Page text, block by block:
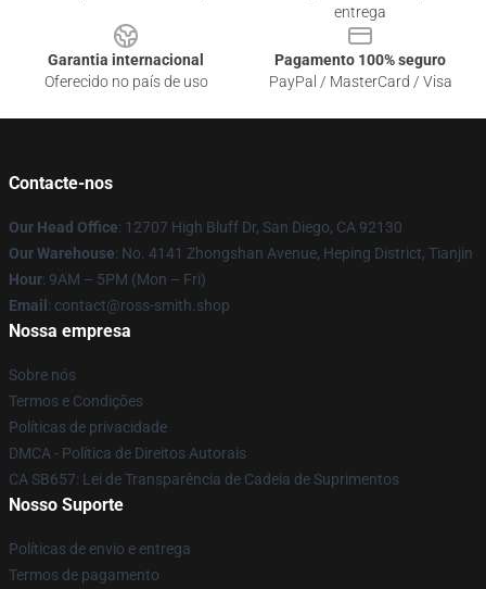
entrega
Garantia internacional
Oferecido no país de uso
Pagamento 100% seguro
PayPal / MasterCard / Visa
Contacte-nos
Our Head Office: 12707 High Bluff Dr, San Diego, CA 92130
Our Warehouse: No. 4141 Zhongshan Avenue, Heping District, Tianjin
Hour: 9AM – 5PM (Mon – Fri)
Email : contact@ross-smith.shop
Nossa empresa
Sobre nós
Termos e Condições
Políticas de privacidade
DMCA - Política de Direitos Autorais
CA SB657: Lei de Transparência de Cadeia de Suprimentos
Nosso Suporte
Políticas de envio e entrega
Termos de pagamento